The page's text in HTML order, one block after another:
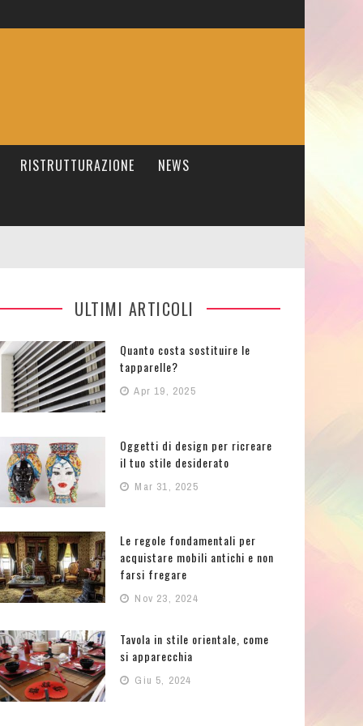
RISTRUTTURAZIONE NEWS
ULTIMI ARTICOLI
Quanto costa sostituire le
tapparelle?
Apr 19, 2025
Oggetti di design per ricreare
il tuo stile desiderato
Mar 31, 2025
Le regole fondamentali per
acquistare mobili antichi e non
farsi fregare
Nov 23, 2024
Tavola in stile orientale, come
si apparecchia
Giu 5, 2024